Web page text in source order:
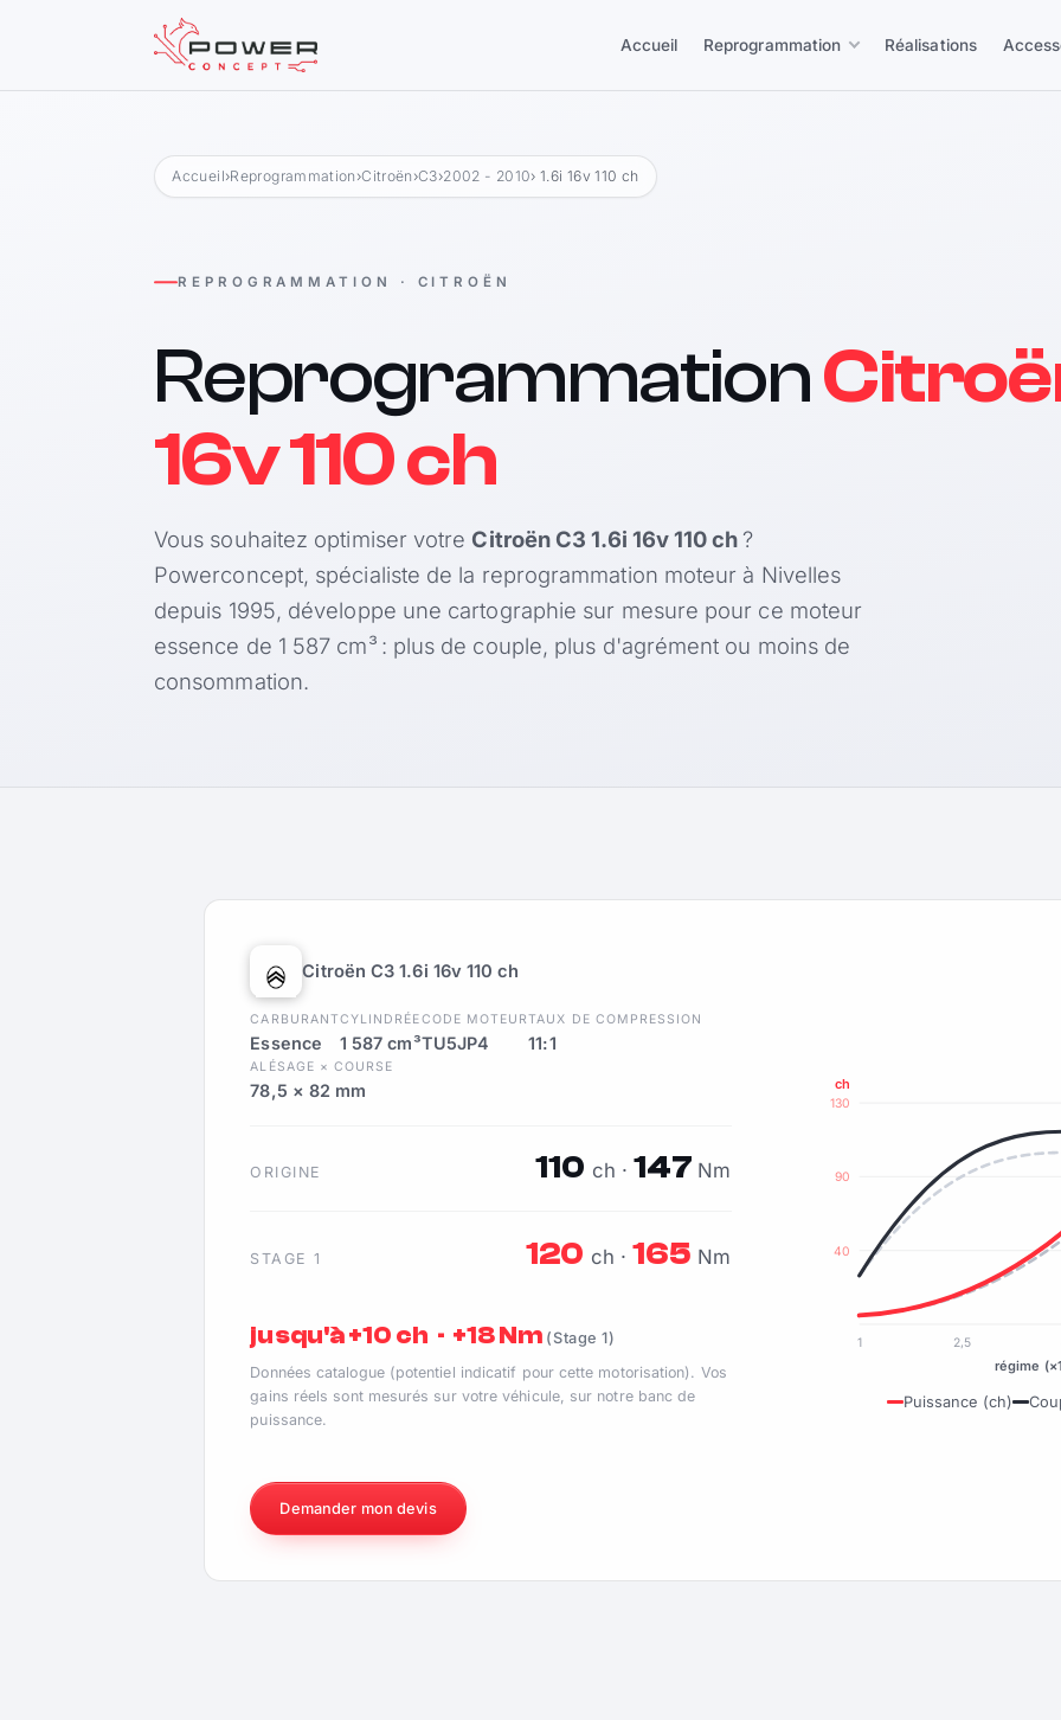
Accueil Reprogrammation Réalisations
Accueil›Reprogrammation ›Citroën ›C3›2002 - 2010› 1.6i 16v 110 ch
REPROGRAMMATION · CITROËN
Reprogrammation
16v 110 ch
Vous souhaitez optimiser votre Citroën C3 1.6i 16v 110 ch ?
Powerconcept, spécialiste de la reprogrammation moteur à Nivelles
depuis 1995, développe une cartographie sur mesure pour ce moteur
essence de 1 587 cm³ : plus de couple, plus d'agrément ou moins de
consommation.
Citroën C3 1.6i 16v 110 ch
CARBURANT
Essence
CYLINDRÉE
1 587 cm³
CODE MOTEUR
TU5JP4
TAUX DE COMPRESSION
11:1
ALÉSAGE × COURSE
78,5 × 82 mm
ORIGINE 110 ch · 147 Nm
STAGE 1 120 ch ·165 Nm
jusqu'à +10 ch · +18 Nm (Stage 1)
Données catalogue (potentiel indicatif pour cette motorisation). Vos
gains réels sont mesurés sur votre véhicule, sur notre banc de
puissance.
40
90
130
ch
1 2,5
régime
Puissance (ch)
Demander mon devis